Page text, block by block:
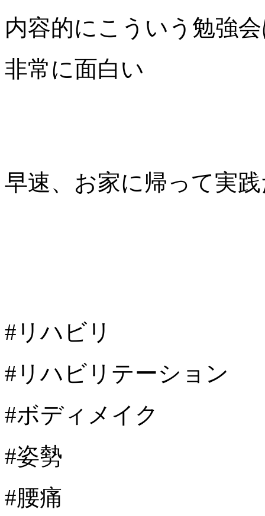
内容的にこういう勉強
非常に面白い
早速、お家に帰って実
#リハビリ
#リハビリテーション
#ボディメイク
#姿勢
#腰痛